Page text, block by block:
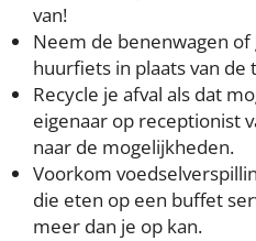
van!
Neem de benenwagen
huurfiets in plaats van de
Recycle je afval als dat
eigenaar op receptionist
naar de mogelijkheden.
Voorkom
die eten op een buffet
meer dan je op kan.